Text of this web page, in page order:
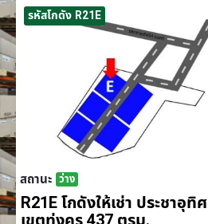
รหัสโกดัง R21E
สถานะ ว่าง
R21E โกดังให้เช่า ประชาอุทิศ